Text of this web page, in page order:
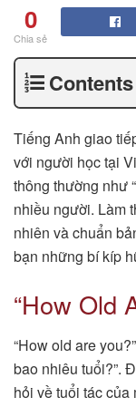
0
Chia sẻ
Contents
Tiếng Anh giao
với người học tại
thông thường như
nhiều người. Làm
nhiên và chuẩn
bạn những bí kíp
“How Old
“How old are
bao nhiêu tuổi?”.
hỏi về tuổi tác của